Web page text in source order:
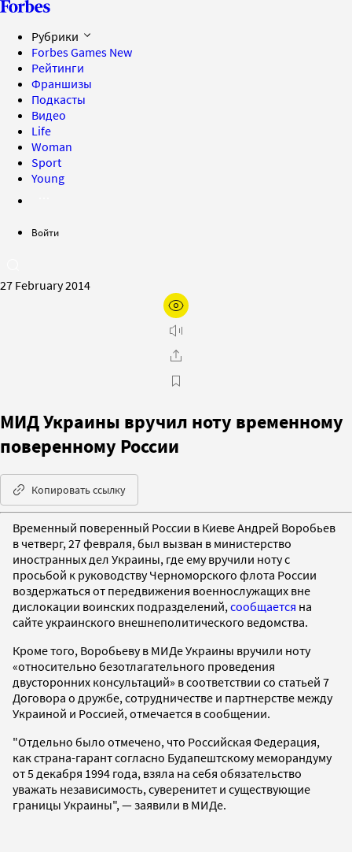
Рубрики
Forbes Games New
Рейтинги
Франшизы
Подкасты
Видео
Life
Woman
Sport
Young
Войти
27 February 2014
МИД Украины вручил ноту временному
поверенному России
Копировать ссылку
Временный поверенный России в Киеве Андрей Воробьев
в четверг, 27 февраля, был вызван в министерство
иностранных дел Украины, где ему вручили ноту с
просьбой к руководству Черноморского флота России
воздержаться от передвижения военнослужащих вне
дислокации воинских подразделений, сообщается на
сайте украинского внешнеполитического ведомства.
Кроме того, Воробьеву в МИДе Украины вручили ноту
«относительно безотлагательного проведения
двусторонних консультаций» в соответствии со статьей 7
Договора о дружбе, сотрудничестве и партнерстве между
Украиной и Россией, отмечается в сообщении.
"Отдельно было отмечено, что Российская Федерация,
как страна-гарант согласно Будапештскому меморандуму
от 5 декабря 1994 года, взяла на себя обязательство
уважать независимость, суверенитет и существующие
границы Украины", — заявили в МИДе.